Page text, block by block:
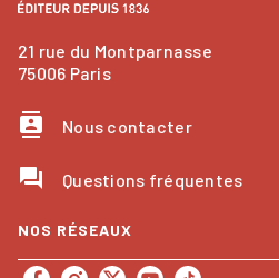
21 rue du Montparnasse
75006 Paris
contacts Nous contacter
question_answer Questions fréquentes
NOS RÉSEAUX